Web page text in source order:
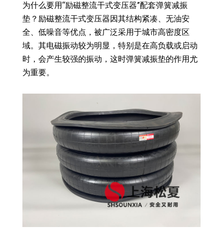
为什么要用“励磁整流干式变压器”配套弹簧减振
垫？励磁整流干式变压器因其结构紧凑、无油安
全、低噪音等优点，被广泛采用于城市高密度区
域。其电磁振动较为明显，特别是在高负载或启动
时，会产生较强的振动，这时弹簧减振垫的作用尤
为重要。